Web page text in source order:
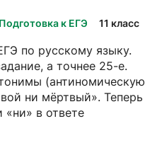
Подготовка к ЕГЭ 11 класс
по русскому языку.
а точнее 25-е.
(антиномическую
ни мёртвый». Теперь
в ответе